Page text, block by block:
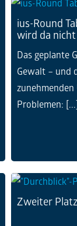
ius-Round
wird da
Das geplante
Gewalt – und
Problemen:
Zweiter